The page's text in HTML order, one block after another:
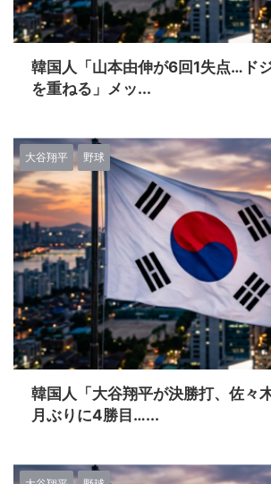
韓国人「山本由伸が6回1失点…ド
を重ねる」メッ...
大谷翔平 野球
韓国人「大谷翔平が決勝打、佐々
月ぶりに4勝目…...